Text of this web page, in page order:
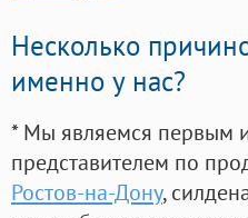
Несколько
именно у нас?
* Мы являемся первым
представителем по
Ростов-на-Дону,